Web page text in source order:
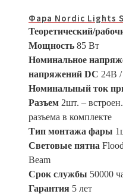
Фара Nordic Lights
Теоретический/
Мощность 85 Вт
Номинальное
напряжений DC 24В
Номинальный ток
Разъем 2шт. –
разъема в комплекте
Тип монтажа фары
Световые пятна
Beam
Срок службы 50000
Гарантия 5 лет